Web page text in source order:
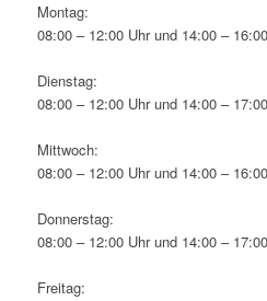
Montag:
08:00 – 12:00 Uhr und 14:00 –
Dienstag:
08:00 – 12:00 Uhr und 14:00 –
Mittwoch:
08:00 – 12:00 Uhr und 14:00 –
Donnerstag:
08:00 – 12:00 Uhr und 14:00 –
Freitag: